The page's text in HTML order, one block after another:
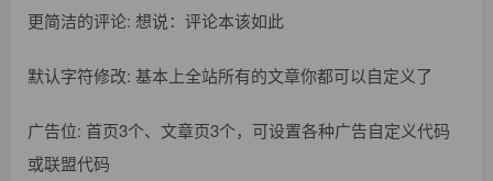
更简洁的评论: 想说：评论本该如此
默认字符修改: 基本上全站所有的文章你都可以自定义了
广告位: 首页3个、文章页3个，可设置各种广告自定义代码
或联盟代码